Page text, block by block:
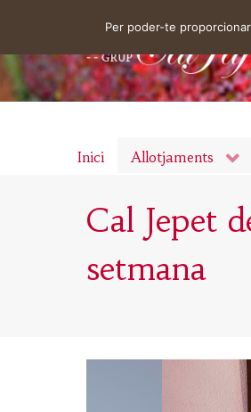
Inici Allotjaments
Cal Jepet
setmana
Per poder-te